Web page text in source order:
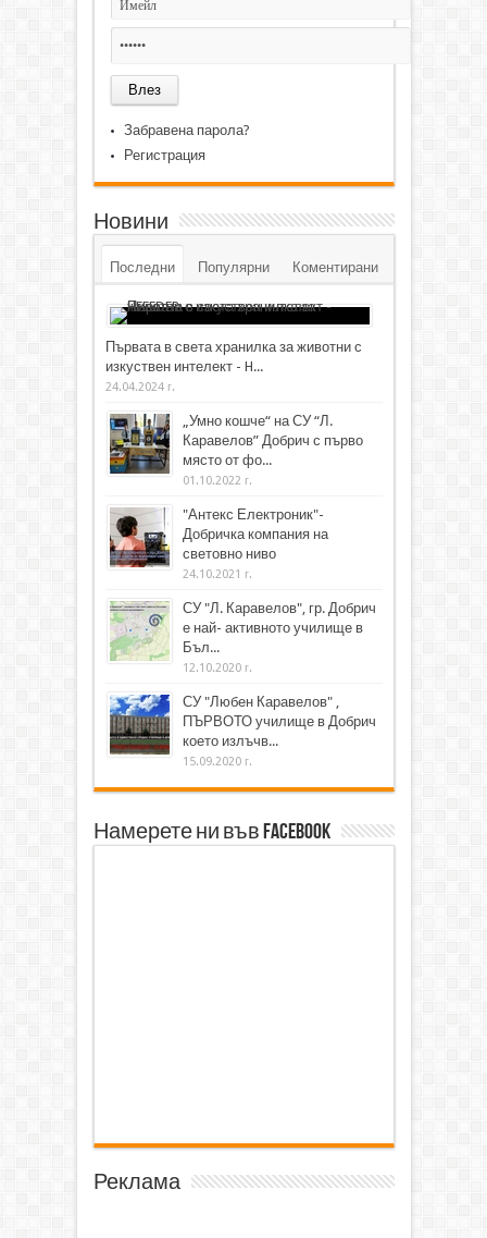
Забравена парола?
Регистрация
Новини
Последни Популярни Коментирани
Първата в света хранилка за животни с
изкуствен интелект - H...
24.04.2024 г.
„Умно кошче“ на СУ “Л.
Каравелов” Добрич с първо
място от фо...
01.10.2022 г.
"Антекс Електроник"-
Добричка компания на
световно ниво
24.10.2021 г.
СУ "Л. Каравелов", гр. Добрич
е най- активното училище в
Бъл...
12.10.2020 г.
СУ "Любен Каравелов" ,
ПЪРВОТО училище в Добрич
което излъчв...
15.09.2020 г.
Намерете ни във Facebook
Реклама